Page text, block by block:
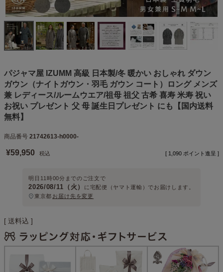
パジャマ屋 IZUMM 高級 日本製/冬 暖かい おしゃれ ダウン
ガウン（ナイトガウン・羽毛 ガウン コート）ロング メンズ
兼 レディース/ルームウエア/祖母 祖父 古希 喜寿 米寿 祝い
お祝い プレゼント 父 母 誕生日プレゼント にも【国内送料
無料】
商品番号 21742613-h0000-
¥59,950 税込 [ 1,090 ポイント進呈 ]
明日 11時00分 までのご注文で
2026/08/11（火） に 宅配便（ヤマト運輸） でお届けします。
東京都 お届け先を変更
送料込